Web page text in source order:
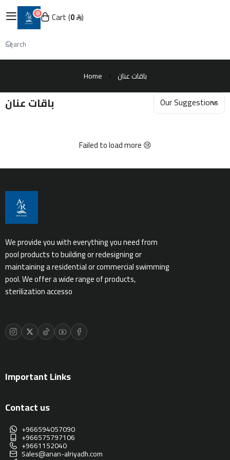
عنان الرياضEnglish
الرئيسية
جميع المنتجات
المعدات
المعقمات
ادوات النظافة
الالعاب المائية
المقالات
خدماتنا
0 Cart 0
Home باقات عنان
باقات عنان
Failed to load more 😢
We provide you with everything you need from
pool products to building or redesigning or
maintaining a residential or commercial swimming
pool. We offer a wide range of products,
sterilization accesso
Important Links
Contact us
+966594057090
+966575797106
+9661152040
Sales@anan-alriyadh.com